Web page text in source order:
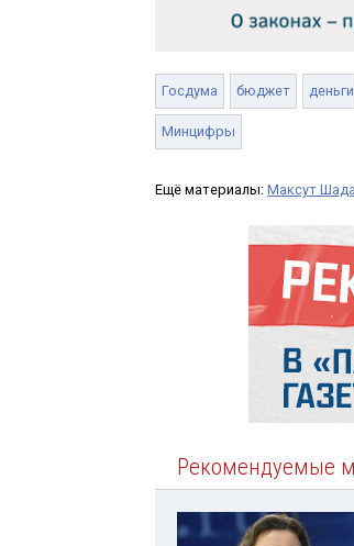
Госдума бюджет деньги
Минцифры
Ещё материалы: Максут
Рекомендуемые